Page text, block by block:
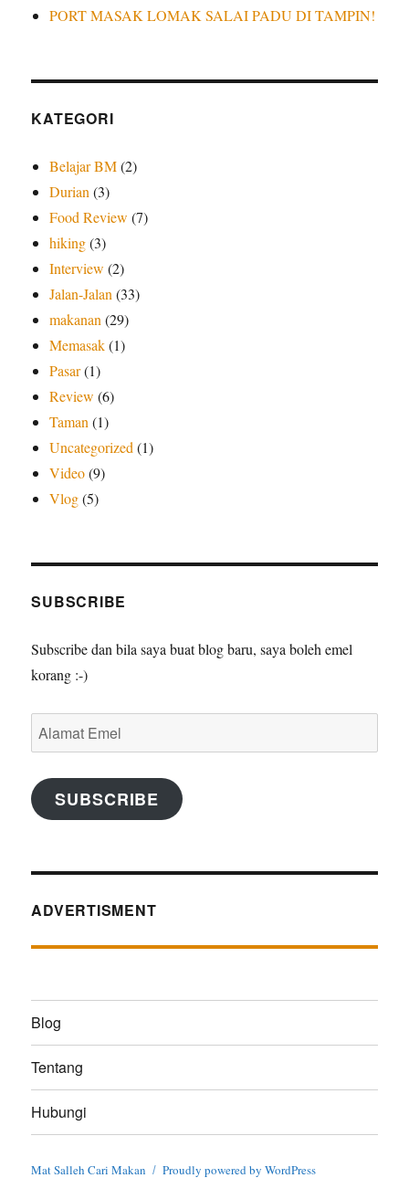
PORT MASAK LOMAK SALAI PADU DI TAMPIN!
KATEGORI
Belajar BM(2)
Durian (3)
Food Review (7)
hiking(3)
Interview (2)
Jalan-Jalan (33)
makanan (29)
Memasak(1)
Pasar(1)
Review (6)
Taman (1)
Uncategorized (1)
Video(9)
Vlog(5)
SUBSCRIBE
Subscribe dan bila saya buat blog baru, saya boleh emel
korang :-)
Alamat
Emel
SUBSCRIBE
ADVERTISMENT
Blog
Tentang
Hubungi
Mat Salleh Cari Makan Proudly powered by WordPress